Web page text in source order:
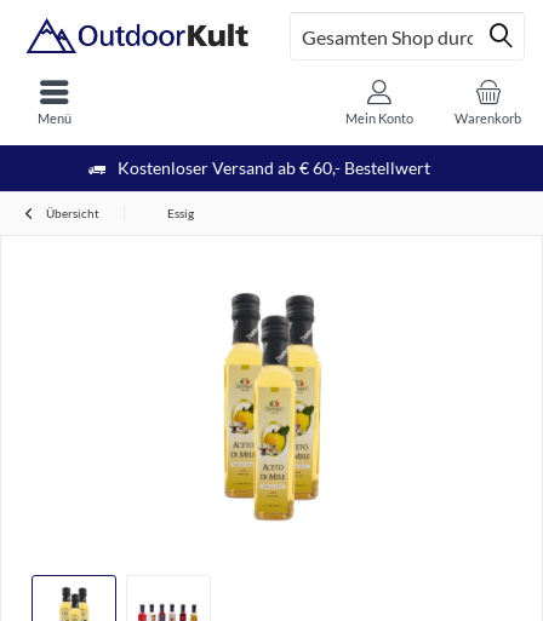
Kostenloser Versand ab € 60,- Bestellwert
Menü Warenkorb
Mein Konto
Übersicht Essig